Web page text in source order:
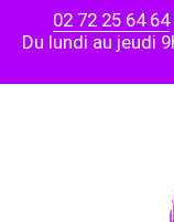
02 72 25 64 64
Du lundi au jeudi